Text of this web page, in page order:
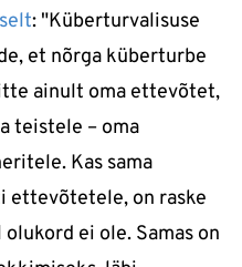
: "Küberturvalisuse
et nõrga küberturbe
ainult oma ettevõtet,
teistele – oma
Kas sama
ettevõtetele, on raske
ei ole. Samas on